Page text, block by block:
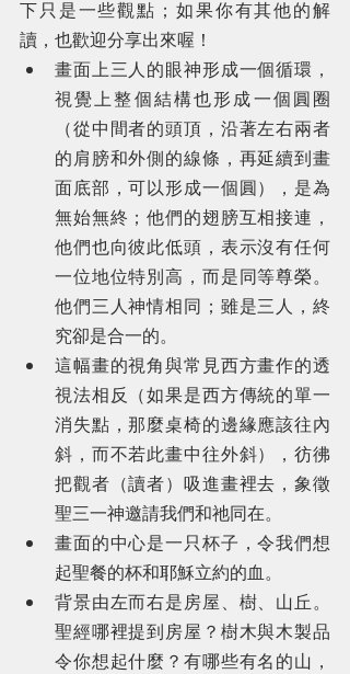
下只是一些觀點；如果你有其他的解
讀，也歡迎分享出來喔！
畫面上三人的眼神形成一個循環，
視覺上整個結構也形成一個圓圈
（從中間者的頭頂，沿著左右兩者
的肩膀和外側的線條，再延續到畫
面底部，可以形成一個圓），是為
無始無終；他們的翅膀互相接連，
他們也向彼此低頭，表示沒有任何
一位地位特別高，而是同等尊榮。
他們三人神情相同；雖是三人，終
究卻是合一的。
這幅畫的視角與常見西方畫作的透
視法相反（如果是西方傳統的單一
消失點，那麼桌椅的邊緣應該往內
斜，而不若此畫中往外斜），彷彿
把觀者（讀者）吸進畫裡去，象徵
聖三一神邀請我們和祂同在。
畫面的中心是一只杯子，令我們想
起聖餐的杯和耶穌立約的血。
背景由左而右是房屋、樹、山丘。
聖經哪裡提到房屋？樹木與木製品
令你想起什麼？有哪些有名的山，